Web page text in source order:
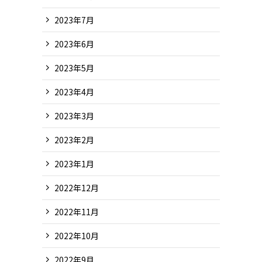
2023年7月
2023年6月
2023年5月
2023年4月
2023年3月
2023年2月
2023年1月
2022年12月
2022年11月
2022年10月
2022年9月